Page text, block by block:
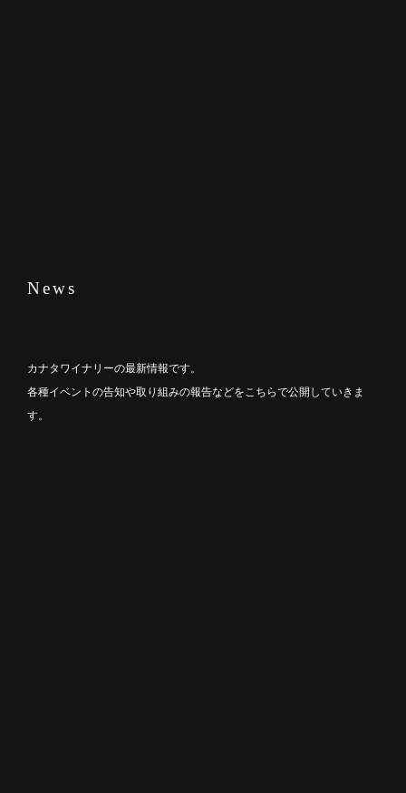
News
カナタワイナリーの最新情報です。
各種イベントの告知や取り組みの報告などをこちらで公開していきま
す。